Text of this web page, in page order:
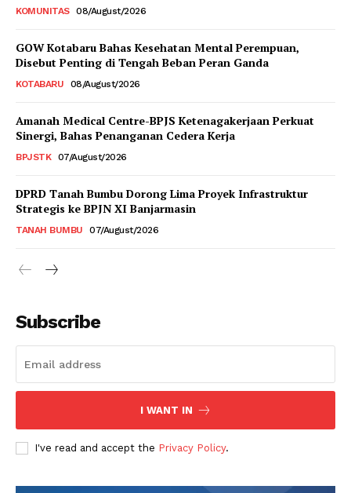
KOMUNITAS 08/August/2026
GOW Kotabaru Bahas Kesehatan Mental Perempuan,
Disebut Penting di Tengah Beban Peran Ganda
KOTABARU 08/August/2026
Amanah Medical Centre-BPJS Ketenagakerjaan Perkuat
Sinergi, Bahas Penanganan Cedera Kerja
BPJSTK 07/August/2026
DPRD Tanah Bumbu Dorong Lima Proyek Infrastruktur
Strategis ke BPJN XI Banjarmasin
TANAH BUMBU 07/August/2026
Subscribe
I WANT IN
I've read and accept the Privacy Policy.